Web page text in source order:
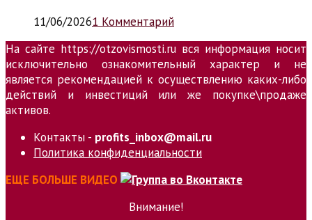
11/06/20261 Комментарий
На сайте https://otzovismosti.ru вся информация носит
исключительно ознакомительный характер и не
является рекомендацией к осуществлению каких-либо
действий и инвестиций или же покупке\продаже
активов.
Контакты - profits_inbox@mail.ru
Политика конфиденциальности
ЕЩЕ БОЛЬШЕ ВИДЕО
Внимание!